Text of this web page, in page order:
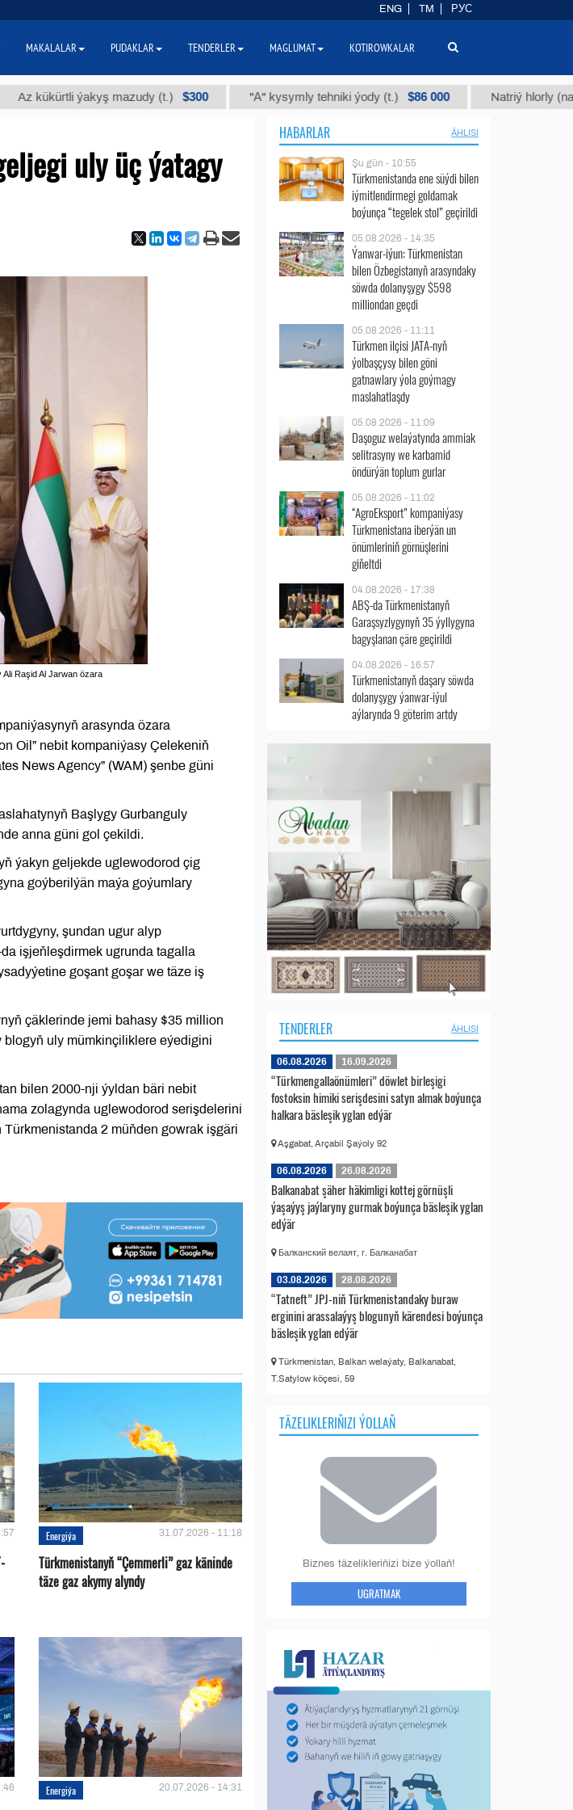
ýakyş mazudy (t.) $300 "А" kysymly tehniki ýody (t.) $86 000 Natriý hlorly (nahar
uly üç ýatagy
Raşid Al Jarwan özara
arasynda özara
Oil” nebit kompaniýasy Çelekeniň
News Agency” (WAM) şenbe güni
Başlygy Gurbanguly
anna güni gol çekildi.
ýakyn geljekde uglewodorod çig
goýberilýän maýa goýumlary
şundan ugur alyp
işjeňleşdirmek ugrunda tagalla
goşant goşar we täze iş
çäklerinde jemi bahasy $35 million
uly mümkinçiliklere eýedigini
bilen 2000-nji ýyldan bäri nebit
zolagynda uglewodorod serişdelerini
2 müňden gowrak işgäri
Energiýa 31.07.2026 - 11:18
Türkmenistanyň “Çemmerli” gaz käninde
täze gaz akymy alyndy
Energiýa 20.07.2026 - 14:31
HABARLAR ÄHLISI
Şu gün - 10:55
Türkmenistanda ene süýdi bilen
iýmitlendirmegi goldamak
boýunça “tegelek stol” geçirildi
05.08.2026 - 14:35
Ýanwar-iýun: Türkmenistan
bilen Özbegistanyň arasyndaky
söwda dolanyşygy $598
milliondan geçdi
05.08.2026 - 11:11
Türkmen ilçisi JATA-nyň
ýolbaşçysy bilen göni
gatnawlary ýola goýmagy
maslahatlaşdy
05.08.2026 - 11:09
Daşoguz welaýatynda ammiak
selitrasyny we karbamid
öndürýän toplum gurlar
05.08.2026 - 11:02
“AgroEksport” kompaniýasy
Türkmenistana iberýän un
önümleriniň görnüşlerini
giňeltdi
04.08.2026 - 17:38
ABŞ-da Türkmenistanyň
Garaşsyzlygynyň 35 ýyllygyna
bagyşlanan çäre geçirildi
04.08.2026 - 16:57
Türkmenistanyň daşary söwda
dolanyşygy ýanwar-iýul
aýlarynda 9 göterim artdy
TENDERLER ÄHLISI
06.08.2026 16.09.2026
“Türkmengallaönümleri” döwlet birleşigi
fostoksin himiki serişdesini satyn almak boýunça
halkara bäsleşik yglan edýär
Aşgabat, Arçabil Şaýoly 92
06.08.2026 26.08.2026
Balkanabat şäher häkimligi kottej görnüşli
ýaşaýyş jaýlaryny gurmak boýunça bäsleşik yglan
edýär
Балканский велаят, г. Балканабат
03.08.2026 28.08.2026
“Tatneft” JPJ-niň Türkmenistandaky buraw
erginini arassalaýyş blogunyň kärendesi boýunça
bäsleşik yglan edýär
Türkmenistan, Balkan welaýaty, Balkanabat,
T.Satylow köçesi, 59
TÄZELIKLERIŇIZI ÝOLLAŇ
Biznes täzelikleriňizi bize ýollaň!
UGRATMAK
ENG TM РУС
MAKALALAR PUDAKLAR TENDERLER MAGLUMAT KOTIROWKALAR